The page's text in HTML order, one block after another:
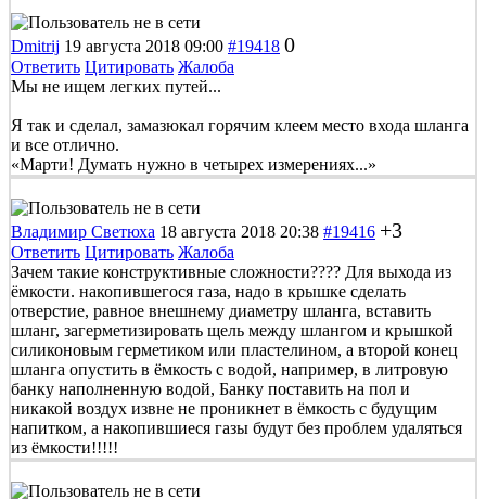
Dmitrij 19 августа 2018 09:00 #19418 0
Ответить Цитировать Жалоба
Мы не ищем легких путей...
Я так и сделал, замазюкал горячим клеем место входа шланга
и все отлично.
«Марти! Думать нужно в четырех измерениях...»
Владимир Светюха 18 августа 2018 20:38 #19416 +3
Ответить Цитировать Жалоба
Зачем такие конструктивные сложности???? Для выхода из
ёмкости. накопившегося газа, надо в крышке сделать
отверстие, равное внешнему диаметру шланга, вставить
шланг, загерметизировать щель между шлангом и крышкой
силиконовым герметиком или пластелином, а второй конец
шланга опустить в ёмкость с водой, например, в литровую
банку наполненную водой, Банку поставить на пол и
никакой воздух извне не проникнет в ёмкость с будущим
напитком, а накопившиеся газы будут без проблем удаляться
из ёмкости!!!!!